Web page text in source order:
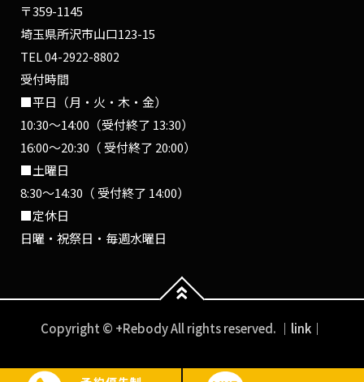
〒359-1145
埼玉県所沢市山口123-15
TEL04-2922-8802
受付時間
■平日（月・火・木・金）
10:30〜14:00（受付終了 13:30）
16:00〜20:30（ 受付終了 20:00）
■土曜日
8:30〜14:30（ 受付終了 14:00）
■定休日
日曜・祝祭日・毎週水曜日
Copyright © +Rebody All rights reserved. ｜link｜